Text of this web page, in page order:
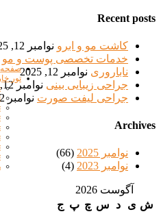
Recent posts
کاشت مو و ابرو نوامبر 12, 2025
خدمات تخصصی پوست و مو
ناباروری نوامبر 12, 2025
جراحی زیبایی بینی نوامبر 12, 2025
جراحی لیفت صورت نوامبر 12, 2025
Archives
نوامبر 2025
(66)
نوامبر 2023
(4)
آگوست 2026
ش ی د س چ پ ج
صفحه
تور